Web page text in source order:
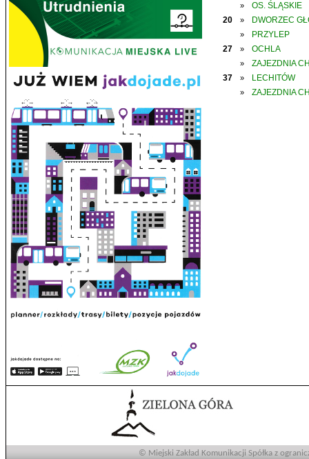
»
OS. ŚLĄSKIE
20
» DWORZEC
»
PRZYLEP
27
» OCHLA
»
ZAJEZDNIA
37
» LECHITÓW
» ZAJEZDNIA
© Miejski Zakład Komunikacji Spółka z